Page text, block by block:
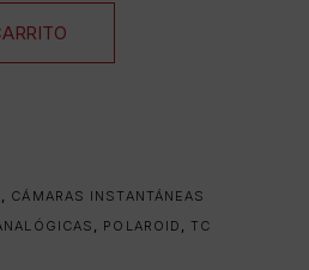
, CÁMARAS INSTANTÁNEAS
, POLAROID ,TC